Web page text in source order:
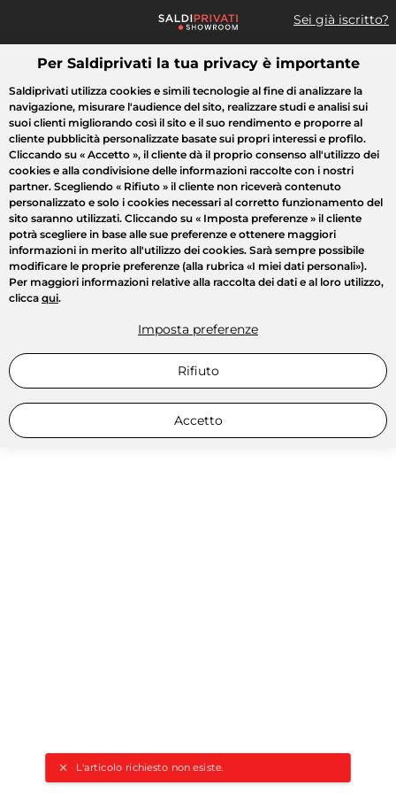
Sei già iscritto?
Cosa cerchi?
L'articolo richiesto non esiste.
Tutte le vendite Moda Casa Bellezza Elettrodomestici
Per Saldiprivati la tua privacy è importante
Saldiprivati utilizza cookies e simili tecnologie al fine di analizzare la
navigazione, misurare l'audience del sito, realizzare studi e analisi sui
suoi clienti migliorando così il sito e il suo rendimento e proporre al
cliente pubblicità personalizzate basate sui propri interessi e profilo.
Cliccando su « Accetto », il cliente dà il proprio consenso all'utilizzo dei
cookies e alla condivisione delle informazioni raccolte con i nostri
partner. Scegliendo « Rifiuto » il cliente non riceverà contenuto
personalizzato e solo i cookies necessari al corretto funzionamento del
sito saranno utilizzati. Cliccando su « Imposta preferenze » il cliente
potrà scegliere in base alle sue preferenze e ottenere maggiori
informazioni in merito all'utilizzo dei cookies. Sarà sempre possibile
modificare le proprie preferenze (alla rubrica «I miei dati personali»).
Per maggiori informazioni relative alla raccolta dei dati e al loro utilizzo,
clicca qui.
Imposta preferenze
Rifiuto
Accetto